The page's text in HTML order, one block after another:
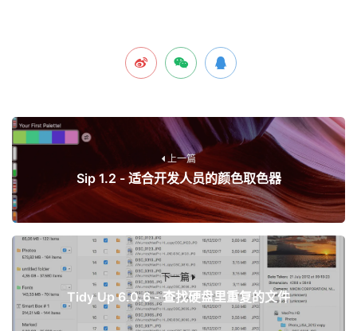
上一篇
Sip 1.2 - 适合开发人员的颜色取色器
下一篇
Tidy Up 6.0.6 - 查找硬盘里重复的文件